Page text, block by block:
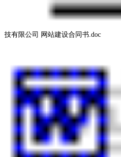
技有限公司 网站建设合同书.doc